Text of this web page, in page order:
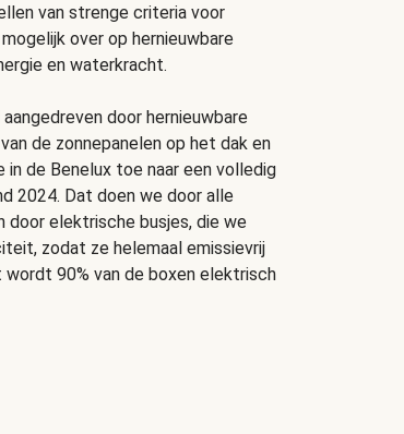
van strenge criteria voor
over op hernieuwbare
en waterkracht.
door hernieuwbare
de zonnepanelen op het dak en
in de Benelux toe naar een volledig
2024. Dat doen we door alle
door elektrische busjes, die we
zodat ze helemaal emissievrij
wordt 90% van de boxen elektrisch